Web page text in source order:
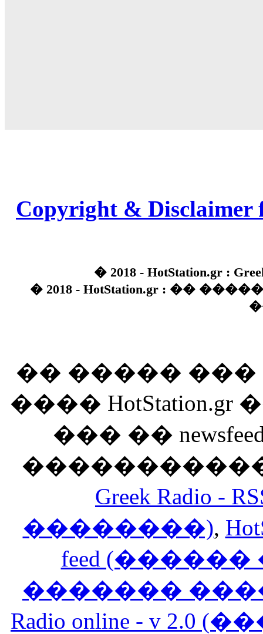
Copyright & Disclaimer
� 2018 - HotStation.gr :
� 2018 - HotStation.gr : ��
�� �����
����
��� ��
Greek Radio
��������),
feed
�������
Radio online - v